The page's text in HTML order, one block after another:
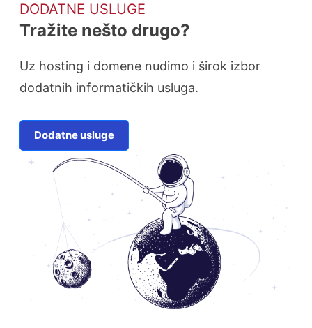
DODATNE USLUGE
Tražite nešto drugo?
Uz hosting i domene nudimo i širok izbor
dodatnih informatičkih usluga.
Dodatne usluge